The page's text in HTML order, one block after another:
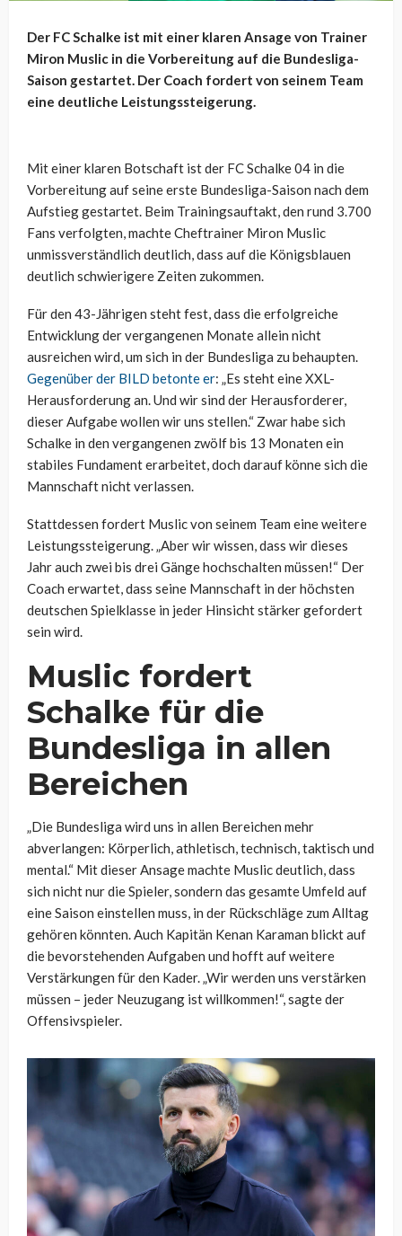
Der FC Schalke ist mit einer klaren Ansage von Trainer
Miron Muslic in die Vorbereitung auf die Bundesliga-
Saison gestartet. Der Coach fordert von seinem Team
eine deutliche Leistungssteigerung.
Mit einer klaren Botschaft ist der FC Schalke 04 in die
Vorbereitung auf seine erste Bundesliga-Saison nach dem
Aufstieg gestartet. Beim Trainingsauftakt, den rund 3.700
Fans verfolgten, machte Cheftrainer Miron Muslic
unmissverständlich deutlich, dass auf die Königsblauen
deutlich schwierigere Zeiten zukommen.
Für den 43-Jährigen steht fest, dass die erfolgreiche
Entwicklung der vergangenen Monate allein nicht
ausreichen wird, um sich in der Bundesliga zu behaupten.
Gegenüber der BILD betonte er: „Es steht eine XXL-
Herausforderung an. Und wir sind der Herausforderer,
dieser Aufgabe wollen wir uns stellen.“ Zwar habe sich
Schalke in den vergangenen zwölf bis 13 Monaten ein
stabiles Fundament erarbeitet, doch darauf könne sich die
Mannschaft nicht verlassen.
Stattdessen fordert Muslic von seinem Team eine weitere
Leistungssteigerung. „Aber wir wissen, dass wir dieses
Jahr auch zwei bis drei Gänge hochschalten müssen!“ Der
Coach erwartet, dass seine Mannschaft in der höchsten
deutschen Spielklasse in jeder Hinsicht stärker gefordert
sein wird.
Muslic fordert
Schalke für die
Bundesliga in allen
Bereichen
„Die Bundesliga wird uns in allen Bereichen mehr
abverlangen: Körperlich, athletisch, technisch, taktisch und
mental.“ Mit dieser Ansage machte Muslic deutlich, dass
sich nicht nur die Spieler, sondern das gesamte Umfeld auf
eine Saison einstellen muss, in der Rückschläge zum Alltag
gehören könnten. Auch Kapitän Kenan Karaman blickt auf
die bevorstehenden Aufgaben und hofft auf weitere
Verstärkungen für den Kader. „Wir werden uns verstärken
müssen – jeder Neuzugang ist willkommen!“, sagte der
Offensivspieler.